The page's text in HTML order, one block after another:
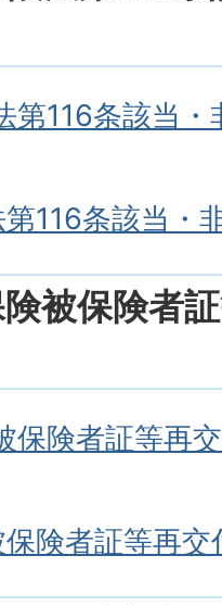
第116条該当
116条該当・
被保険者
保険者証等再
険者証等再交